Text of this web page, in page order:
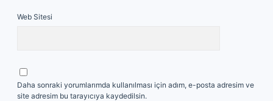
Web Sitesi
Daha sonraki yorumlarımda kullanılması için adım, e-posta adresim ve
site adresim bu tarayıcıya kaydedilsin.